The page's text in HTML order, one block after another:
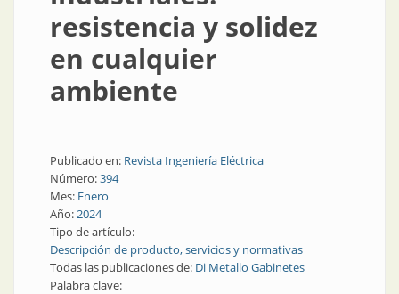
resistencia y solidez
en cualquier
ambiente
Publicado en: Revista Ingeniería Eléctrica
Número:394
Mes: Enero
Año:2024
Tipo de artículo:
Descripción de producto, servicios y normativas
Todas las publicaciones de: Di Metallo Gabinetes
Palabra clave: